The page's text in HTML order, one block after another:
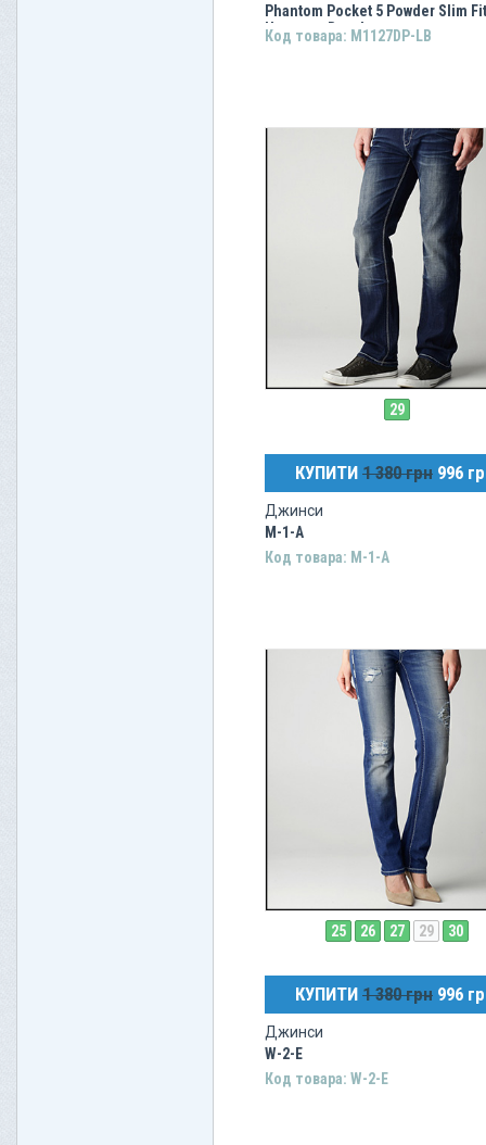
Phantom Pocket 5 Powder Slim Fit
Hermosa Beach
Код товара: M1127DP-LB
29
КУПИТИ 1 380 грн 996
Джинси
M-1-A
Код товара: M-1-A
25 26 27 29 30
КУПИТИ 1 380 грн 996
Джинси
W-2-E
Код товара: W-2-E